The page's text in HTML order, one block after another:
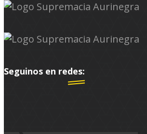
Seguinos en redes: